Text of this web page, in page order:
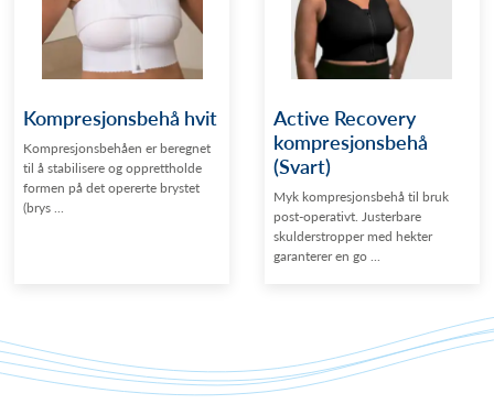
Kompresjonsbehå hvit
Kompresjonsbehåen er beregnet
til å stabilisere og opprettholde
formen på det opererte brystet
(brys ...
Active Recovery
kompresjonsbehå
(Svart)
Myk kompresjonsbehå til bruk
post-operativt. Justerbare
skulderstropper med hekter
garanterer en go ...